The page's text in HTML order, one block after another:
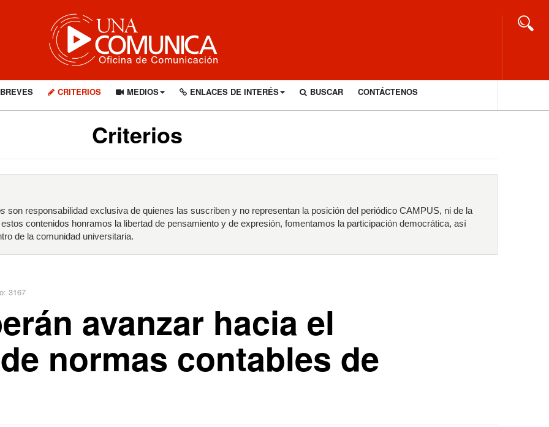
BREVES CRITERIOS MEDIOS ENLACES DE INTERÉS BUSCAR CONTÁCTENOS
Criterios
son responsabilidad exclusiva de quienes las suscriben y no representan la posición del periódico CAMPUS, ni de la
contenidos honramos la libertad de pensamiento y de expresión, fomentamos la participación democrática, así
de la comunidad universitaria.
3167
avanzar hacia el
normas contables de